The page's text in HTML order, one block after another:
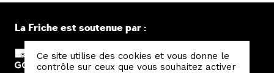
La Friche est soutenue par :
Ce site utilise des cookies et vous donne le
contrôle sur ceux que vous souhaitez activer